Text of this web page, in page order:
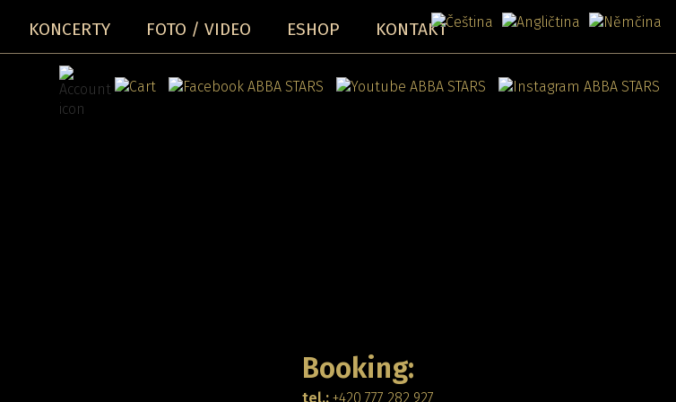
KONCERTY FOTO / VIDEO ESHOP KONTAKT
Booking:
tel.: +420 777 282 927